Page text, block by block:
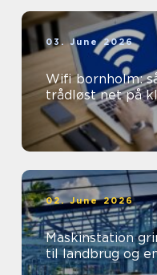
03. June 2026
Wifi bornholm:
trådløst net på
02. June 2026
Maskinstation grindsted
til landbrug og